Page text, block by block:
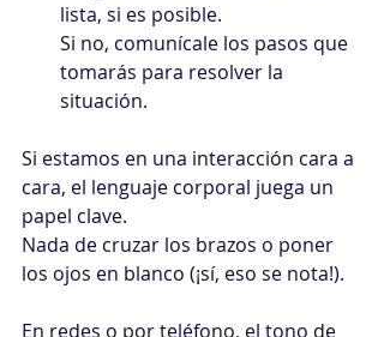
lista, si es posible.
Si no, comunícale los pasos que
tomarás para resolver la
situación.
Si estamos en una interacción cara a
cara, el lenguaje corporal juega un
papel clave.
Nada de cruzar los brazos o poner
los ojos en blanco (¡sí, eso se nota!).
En redes o por teléfono, el tono de